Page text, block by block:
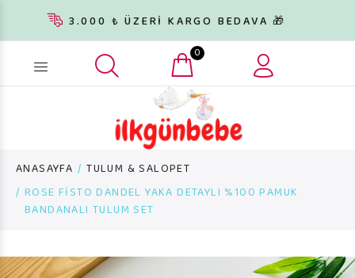
3.000 ₺ ÜZERİ KARGO BEDAVA 🎁
Ürün arama... 0
ANASAYFA
TULUM & SALOPET
ROSE FİSTO DANDEL YAKA DETAYLI %100 PAMUK
BANDANALI TULUM SET